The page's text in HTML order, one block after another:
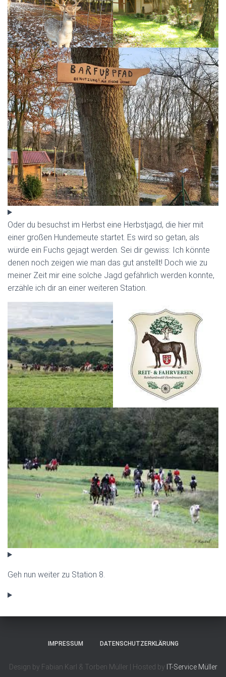
Oder du besuchst im Herbst eine Herbstjagd, die hier mit
einer großen Hundemeute startet. Es wird so getan, als
würde ein Fuchs gejagt werden. Sei dir gewiss: Ich könnte
denen noch zeigen wie man das gut anstellt! Doch wie zu
meiner Zeit mir eine solche Jagd gefährlich werden konnte,
erzähle ich dir an einer weiteren Station.
Geh nun weiter zu Station 8.
IMPRESSUM DATENSCHUTZERKLÄRUNG
Design by Fabian Karl & Torben Müller | Hosted by IT-Service Müller